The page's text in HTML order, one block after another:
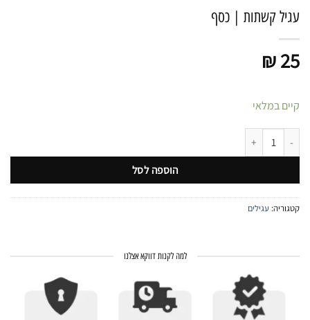
עגיל קשתות | כסף
₪25
קיים במלאי
כמות של עגיל קשתות | כסף
הוספה לסל
קטגוריה: עגילים
למה לקנות דווקא אצלנו